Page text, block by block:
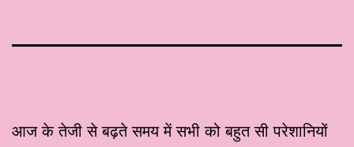
आज के तेजी से बढ़ते समय में सभी को बहुत सी परेशानियों